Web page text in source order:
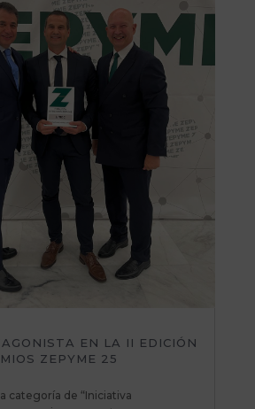
EN LA II EDICIÓN
ZEPYME 25
categoría de “Iniciativa